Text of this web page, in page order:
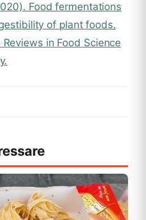
Food fermentations
of plant foods.
in Food Science